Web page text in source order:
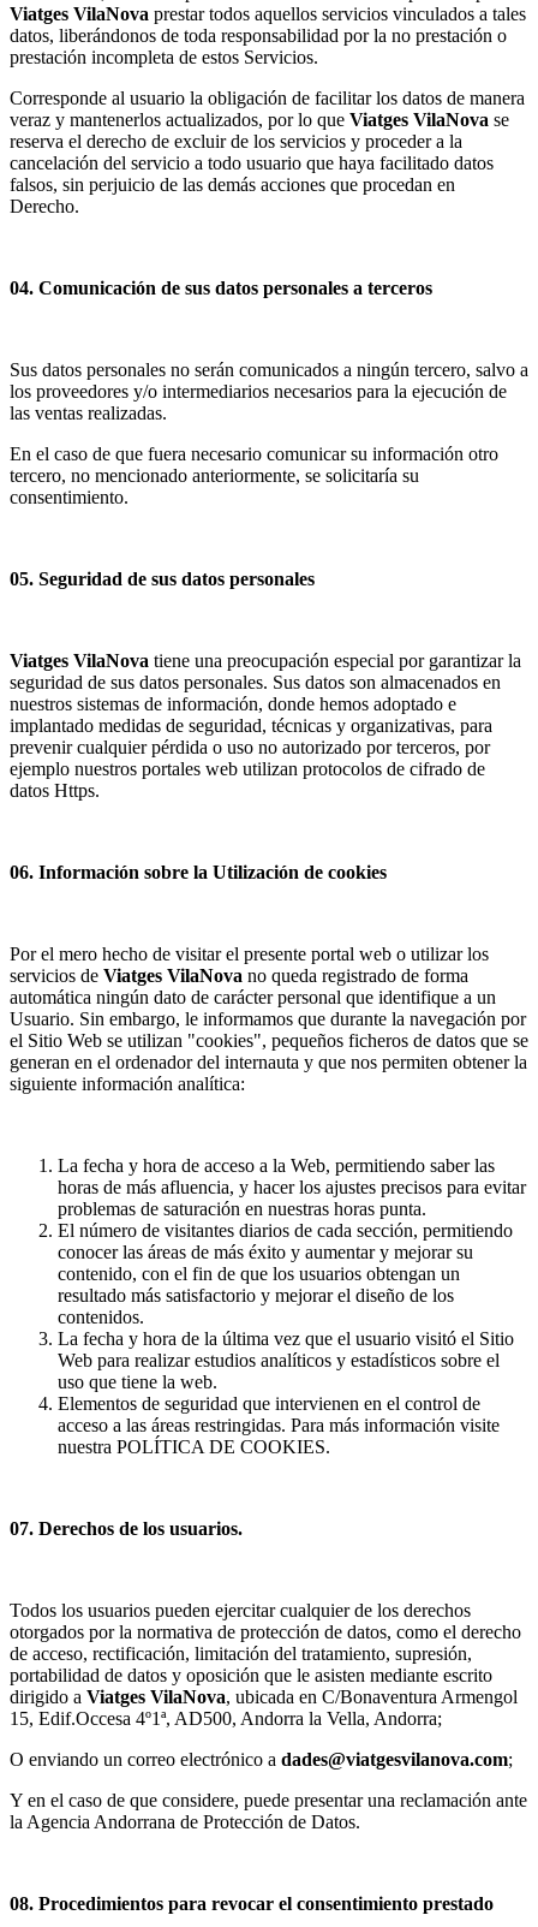
Viatges VilaNova prestar todos aquellos servicios vinculados a tales
datos, liberándonos de toda responsabilidad por la no prestación o
prestación incompleta de estos Servicios.
Corresponde al usuario la obligación de facilitar los datos de manera
veraz y mantenerlos actualizados, por lo que Viatges VilaNova se
reserva el derecho de excluir de los servicios y proceder a la
cancelación del servicio a todo usuario que haya facilitado datos
falsos, sin perjuicio de las demás acciones que procedan en
Derecho.
04. Comunicación de sus datos personales a terceros
Sus datos personales no serán comunicados a ningún tercero, salvo a
los proveedores y/o intermediarios necesarios para la ejecución de
las ventas realizadas.
En el caso de que fuera necesario comunicar su información otro
tercero, no mencionado anteriormente, se solicitaría su
consentimiento.
05. Seguridad de sus datos personales
Viatges VilaNova tiene una preocupación especial por garantizar la
seguridad de sus datos personales. Sus datos son almacenados en
nuestros sistemas de información, donde hemos adoptado e
implantado medidas de seguridad, técnicas y organizativas, para
prevenir cualquier pérdida o uso no autorizado por terceros, por
ejemplo nuestros portales web utilizan protocolos de cifrado de
datos Https.
06. Información sobre la Utilización de cookies
Por el mero hecho de visitar el presente portal web o utilizar los
servicios de Viatges VilaNova no queda registrado de forma
automática ningún dato de carácter personal que identifique a un
Usuario. Sin embargo, le informamos que durante la navegación por
el Sitio Web se utilizan "cookies", pequeños ficheros de datos que se
generan en el ordenador del internauta y que nos permiten obtener la
siguiente información analítica:
La fecha y hora de acceso a la Web, permitiendo saber las
horas de más afluencia, y hacer los ajustes precisos para evitar
problemas de saturación en nuestras horas punta.
El número de visitantes diarios de cada sección, permitiendo
conocer las áreas de más éxito y aumentar y mejorar su
contenido, con el fin de que los usuarios obtengan un
resultado más satisfactorio y mejorar el diseño de los
contenidos.
La fecha y hora de la última vez que el usuario visitó el Sitio
Web para realizar estudios analíticos y estadísticos sobre el
uso que tiene la web.
Elementos de seguridad que intervienen en el control de
acceso a las áreas restringidas. Para más información visite
nuestra POLÍTICA DE COOKIES.
07. Derechos de los usuarios.
Todos los usuarios pueden ejercitar cualquier de los derechos
otorgados por la normativa de protección de datos, como el derecho
de acceso, rectificación, limitación del tratamiento, supresión,
portabilidad de datos y oposición que le asisten mediante escrito
dirigido a Viatges VilaNova, ubicada en C/Bonaventura Armengol
15, Edif.Occesa 4º1ª, AD500, Andorra la Vella, Andorra;
O enviando un correo electrónico a dades@viatgesvilanova.com;
Y en el caso de que considere, puede presentar una reclamación ante
la Agencia Andorrana de Protección de Datos.
08. Procedimientos para revocar el consentimiento prestado